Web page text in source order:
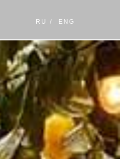
/ ENG
RU